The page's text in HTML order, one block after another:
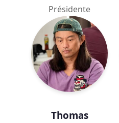
Présidente
Thomas